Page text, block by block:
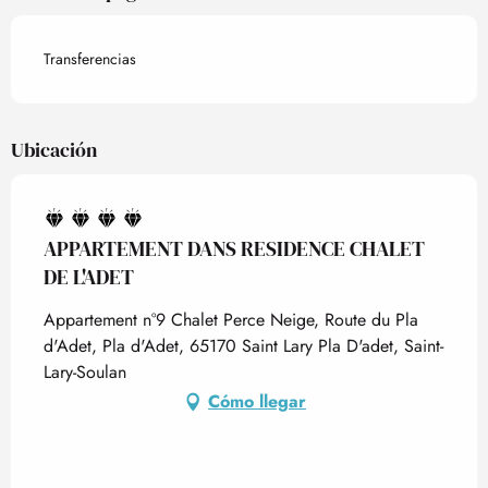
Transferencias
Ubicación
APPARTEMENT DANS RESIDENCE CHALET
DE L'ADET
Appartement n°9 Chalet Perce Neige, Route du Pla
d'Adet, Pla d'Adet, 65170 Saint Lary Pla D'adet, Saint-
Lary-Soulan
Cómo llegar